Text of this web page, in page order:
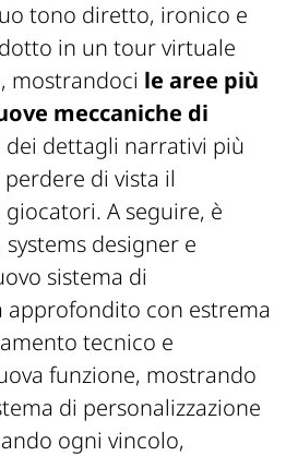
tono diretto, ironico e
in un tour virtuale
mostrandoci le aree più
meccaniche di
dettagli narrativi più
di vista il
A seguire, è
systems designer e
sistema di
approfondito con estrema
tecnico e
funzione, mostrando
di personalizzazione
ogni vincolo,